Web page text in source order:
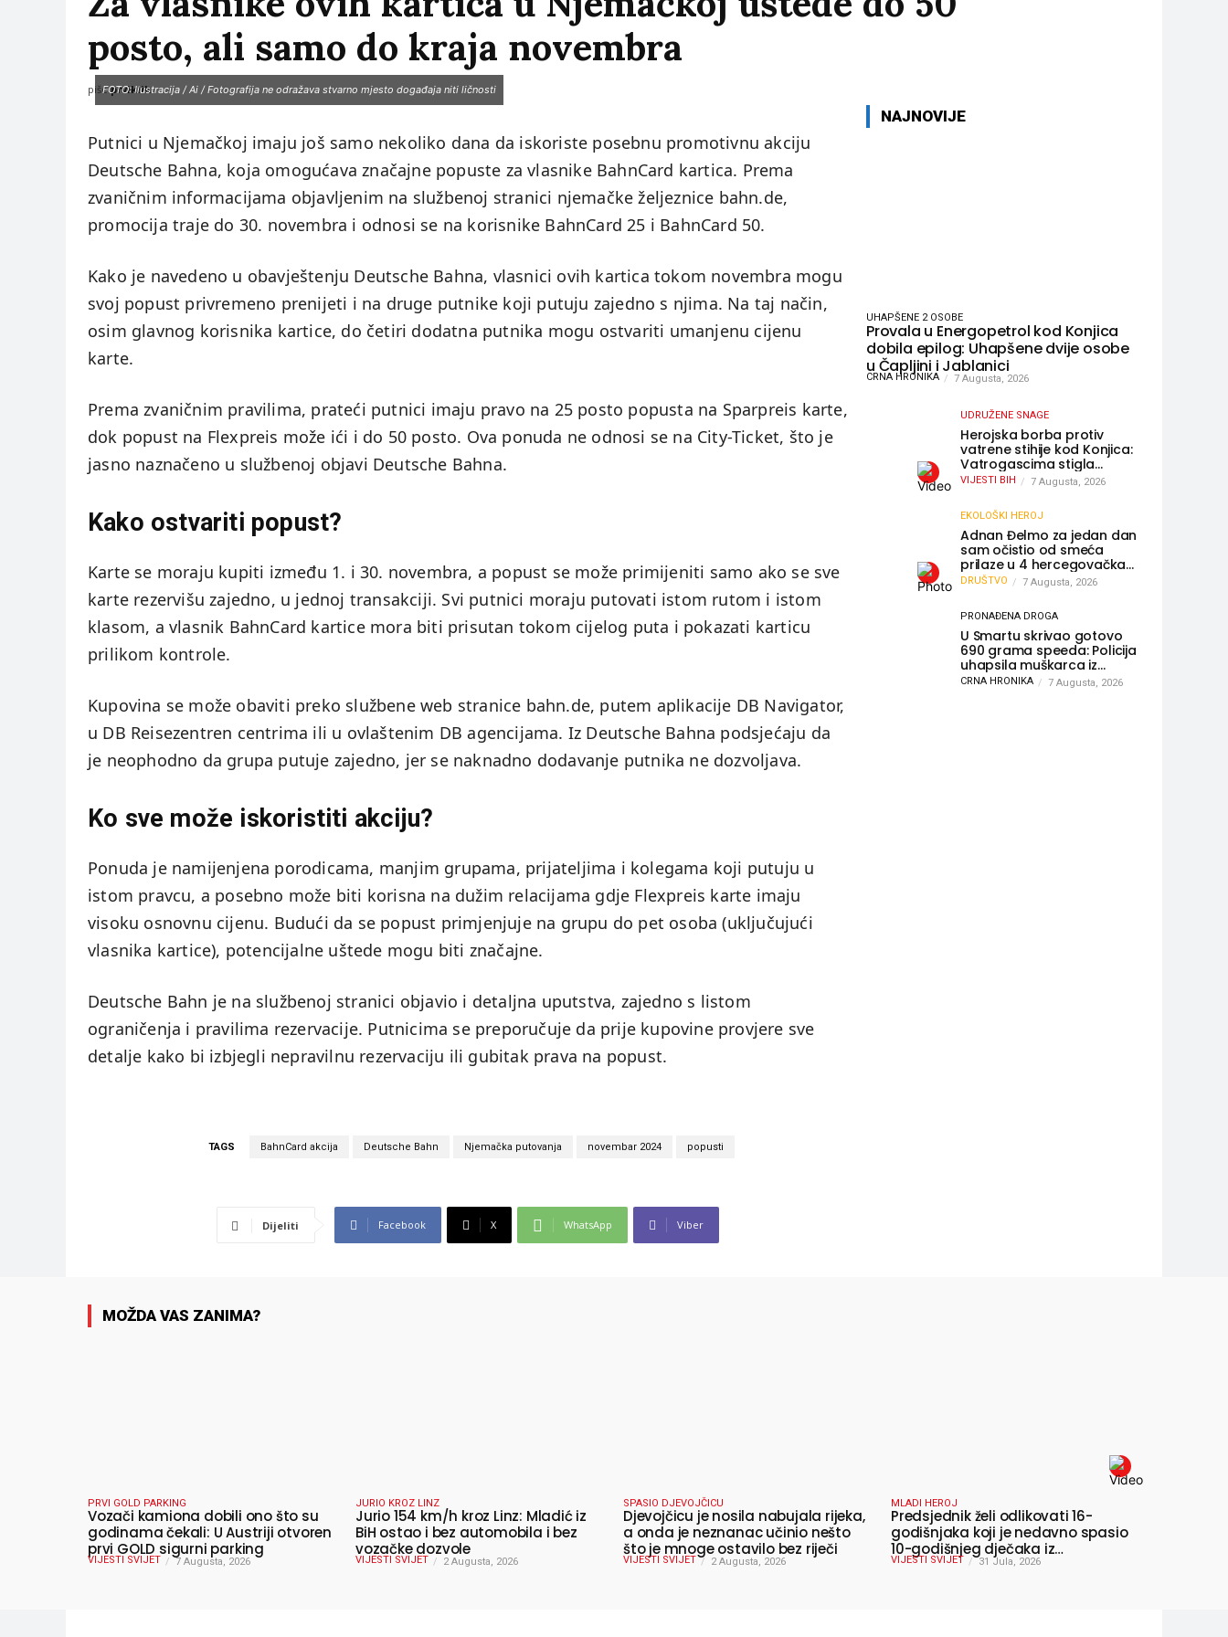
posto, ali samo do kraja novembra
piše:prviklik
FOTO: Ilustracija / Ai / Fotografija ne odražava stvarno mjesto događaja niti ličnosti
Putnici u Njemačkoj imaju još samo nekoliko dana da iskoriste posebnu promotivnu akciju
Deutsche Bahna, koja omogućava značajne popuste za vlasnike BahnCard kartica. Prema
zvaničnim informacijama objavljenim na službenoj stranici njemačke željeznice bahn.de,
promocija traje do 30. novembra i odnosi se na korisnike BahnCard 25 i BahnCard 50.
Kako je navedeno u obavještenju Deutsche Bahna, vlasnici ovih kartica tokom novembra mogu
svoj popust privremeno prenijeti i na druge putnike koji putuju zajedno s njima. Na taj način,
osim glavnog korisnika kartice, do četiri dodatna putnika mogu ostvariti umanjenu cijenu
karte.
Prema zvaničnim pravilima, prateći putnici imaju pravo na 25 posto popusta na Sparpreis karte,
dok popust na Flexpreis može ići i do 50 posto. Ova ponuda ne odnosi se na City-Ticket, što je
jasno naznačeno u službenoj objavi Deutsche Bahna.
Kako ostvariti popust?
Karte se moraju kupiti između 1. i 30. novembra, a popust se može primijeniti samo ako se sve
karte rezervišu zajedno, u jednoj transakciji. Svi putnici moraju putovati istom rutom i istom
klasom, a vlasnik BahnCard kartice mora biti prisutan tokom cijelog puta i pokazati karticu
prilikom kontrole.
Kupovina se može obaviti preko službene web stranice bahn.de, putem aplikacije DB Navigator,
u DB Reisezentren centrima ili u ovlaštenim DB agencijama. Iz Deutsche Bahna podsjećaju da
je neophodno da grupa putuje zajedno, jer se naknadno dodavanje putnika ne dozvoljava.
Ko sve može iskoristiti akciju?
Ponuda je namijenjena porodicama, manjim grupama, prijateljima i kolegama koji putuju u
istom pravcu, a posebno može biti korisna na dužim relacijama gdje Flexpreis karte imaju
visoku osnovnu cijenu. Budući da se popust primjenjuje na grupu do pet osoba (uključujući
vlasnika kartice), potencijalne uštede mogu biti značajne.
Deutsche Bahn je na službenoj stranici objavio i detaljna uputstva, zajedno s listom
ograničenja i pravilima rezervacije. Putnicima se preporučuje da prije kupovine provjere sve
detalje kako bi izbjegli nepravilnu rezervaciju ili gubitak prava na popust.
TAGS BahnCard akcija Deutsche Bahn Njemačka putovanja novembar 2024 popusti
Dijeliti Facebook X WhatsApp Viber
NAJNOVIJE
UHAPŠENE 2 OSOBE
Provala u Energopetrol kod Konjica
dobila epilog: Uhapšene dvije osobe
u Čapljini i Jablanici
CRNA HRONIKA 7 Augusta, 2026
UDRUŽENE SNAGE
Herojska borba protiv
vatrene stihije kod Konjica:
Vatrogascima stigla
pomoć iz Sarajeva,
helikopteri i Air Tractori
udružili snage
VIJESTI BIH 7 Augusta, 2026
EKOLOŠKI HEROJ
Adnan Đelmo za jedan dan
sam očistio od smeća
prilaze u 4 hercegovačka
grada: “Danas nisam čistio
samo smeće, čistio sam
sliku o nama”
DRUŠTVO 7 Augusta, 2026
PRONAĐENA DROGA
U Smartu skrivao gotovo
690 grama speeda: Policija
uhapsila muškarca iz
Hercegovine
CRNA HRONIKA 7 Augusta, 2026
MOŽDA VAS ZANIMA?
PRVI GOLD PARKING
Vozači kamiona dobili ono što su
godinama čekali: U Austriji otvoren
prvi GOLD sigurni parking
VIJESTI SVIJET 7 Augusta, 2026
JURIO KROZ LINZ
Jurio 154 km/h kroz Linz: Mladić iz
BiH ostao i bez automobila i bez
vozačke dozvole
VIJESTI SVIJET 2 Augusta, 2026
SPASIO DJEVOJČICU
Djevojčicu je nosila nabujala rijeka,
a onda je neznanac učinio nešto
što je mnoge ostavilo bez riječi
VIJESTI SVIJET 2 Augusta, 2026
MLADI HEROJ
Predsjednik želi odlikovati 16-
godišnjaka koji je nedavno spasio
10-godišnjeg dječaka iz
smrtonosnih valova
VIJESTI SVIJET 31 Jula, 2026